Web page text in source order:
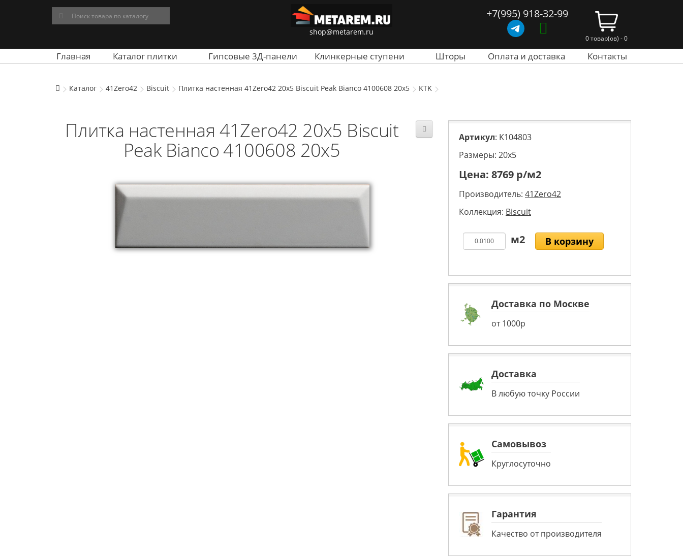
shop@metarem.ru
+7(995) 918-32-99
0 товар(ов) - 0
Главная Каталог плитки Гипсовые 3Д-панели Клинкерные ступени Шторы Оплата и доставка Контакты
Каталог 41Zero42 Biscuit Плитка настенная 41Zero42 20x5 Biscuit Peak Bianco 4100608 20x5 KTK
Плитка настенная 41Zero42 20x5 Biscuit
Peak Bianco 4100608 20x5
Артикул: K104803
Размеры: 20х5
Цена: 8769 р/м2
Производитель: 41Zero42
Коллекция: Biscuit
В корзину
Доставка по Москве
от 1000р
Доставка
В любую точку России
Самовывоз
Круглосуточно
Гарантия
Качество от производителя